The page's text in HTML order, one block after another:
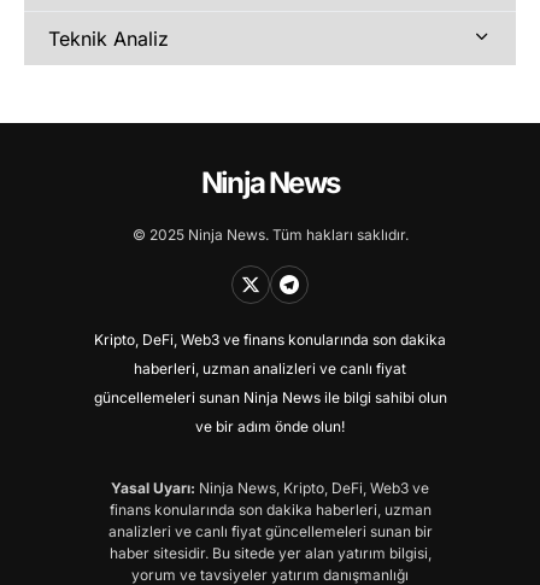
Teknik Analiz
Ninja News
© 2025 Ninja News. Tüm hakları saklıdır.
Kripto, DeFi, Web3 ve finans konularında son dakika
haberleri, uzman analizleri ve canlı fiyat
güncellemeleri sunan Ninja News ile bilgi sahibi olun
ve bir adım önde olun!
Yasal Uyarı: Ninja News, Kripto, DeFi, Web3 ve
finans konularında son dakika haberleri, uzman
analizleri ve canlı fiyat güncellemeleri sunan bir
haber sitesidir. Bu sitede yer alan yatırım bilgisi,
yorum ve tavsiyeler yatırım danışmanlığı